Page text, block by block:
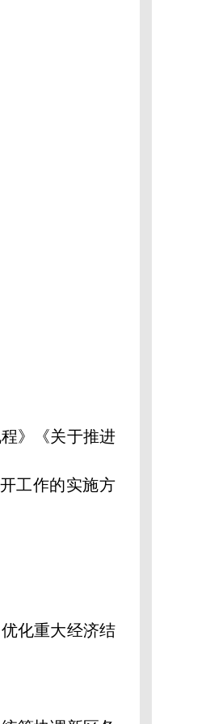
》《关于推进
工作的实施方
化重大经济结